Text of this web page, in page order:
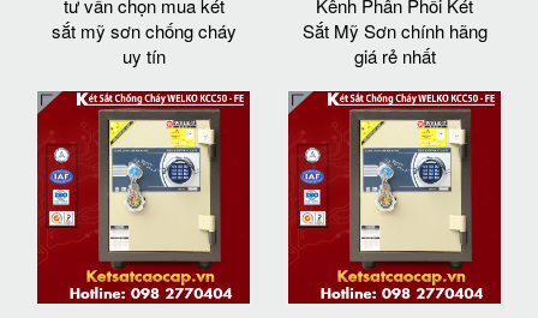
sắt mỹ sơn chống cháy
uy tín
Sắt Mỹ Sơn chính hãng
giá rẻ nhất